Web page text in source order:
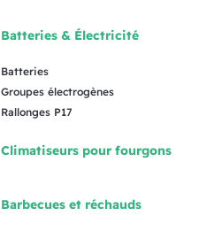
Batteries & Électricité
Batteries
Groupes électrogènes
Rallonges P17
Climatiseurs pour fourgons
Barbecues et réchauds